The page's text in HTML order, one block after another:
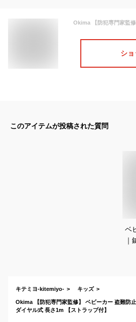
シ
このアイテムが投稿された質問
ベ
｜
キテミヨ-kitemiyo- キッズ
Okima 【防犯専門家監修】 ベビーカー 盗難防
ダイヤル式 長さ1m 【ストラップ付】